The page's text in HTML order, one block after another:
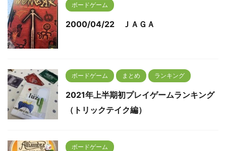
ボードゲーム
2000/04/22 ＪＡＧＡ
ボードゲーム まとめ ランキング
2021年上半期初プレイゲームランキング
（トリックテイク編）
ボードゲーム